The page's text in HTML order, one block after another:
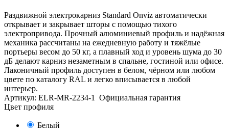
Раздвижной электрокарниз Standard Onviz автоматически
открывает и закрывает шторы с помощью тихого
электропривода. Прочный алюминиевый профиль и надёжная
механика рассчитаны на ежедневную работу и тяжёлые
портьеры весом до 50 кг, а плавный ход и уровень шума до 30
дБ делают карниз незаметным в спальне, гостиной или офисе.
Лаконичный профиль доступен в белом, чёрном или любом
цвете по каталогу RAL и легко вписывается в любой
интерьер.
Артикул: ELR-MR-2234-1
Официальная гарантия
Цвет профиля
Белый